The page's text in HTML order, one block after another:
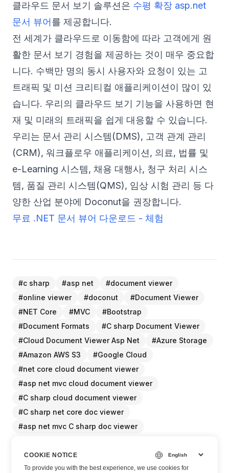
클라우드 문서 보기 솔루션은 수평 확장 asp.net
문서 뷰어를 제공합니다.
전 세계가 클라우드로 이동함에 따라 고객에게 원
활한 문서 보기 경험을 제공하는 것이 매우 중요합
니다. 수백만 명의 동시 사용자와 요청이 있는 고
트래픽 및 미션 크리티컬 애플리케이션이 많이 있
습니다. 우리의 클라우드 보기 기능을 사용하면 현
재 및 미래의 트래픽을 쉽게 대응할 수 있습니다.
우리는 문서 관리 시스템(DMS), 고객 관계 관리
(CRM), 워크플로우 애플리케이션, 의료, 법률 및
e-Learning 시스템, 채용 대행사, 청구 처리 시스
템, 품질 관리 시스템(QMS), 임상 시험 관리 등 다
양한 산업 분야에 Doconut을 권장합니다.
무료 .NET 문서 뷰어 다운로드 - 체험
#c sharp #asp net #document viewer
#online viewer #doconut #Document Viewer
#NET Core #MVC #Bootstrap
#Document Formats #C sharp Document Viewer
#Cloud Document Viewer Asp Net #Azure Storage
#Amazon AWS S3 #Google Cloud
#net core cloud document viewer
#asp net mvc cloud document viewer
#C sharp cloud document viewer
#C sharp net core doc viewer
#asp net mvc C sharp doc viewer
COOKIE NOTICE
To provide you with the best experience, we use cookies for